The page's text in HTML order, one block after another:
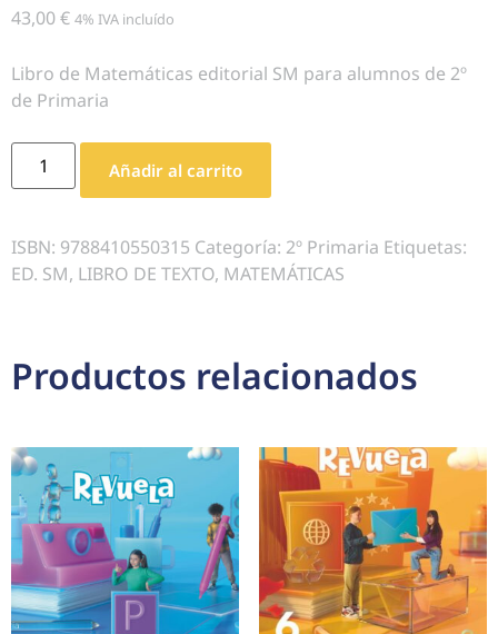
43,00€ 4% IVA incluído
Libro de Matemáticas editorial SM para alumnos de 2º
de Primaria
Añadir al carrito
ISBN: 9788410550315 Categoría: 2º Primaria Etiquetas:
ED. SM, LIBRO DE TEXTO, MATEMÁTICAS
Productos relacionados